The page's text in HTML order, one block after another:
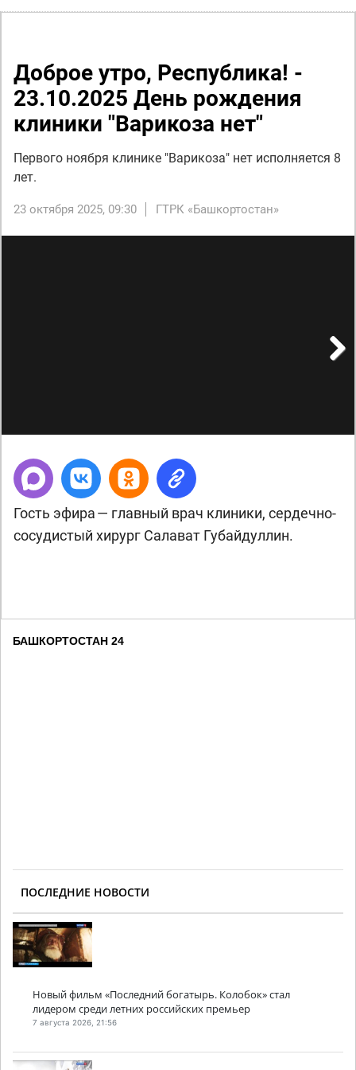
Доброе утро, Республика! -
23.10.2025 День рождения
клиники "Варикоза нет"
Первого ноября клинике "Варикоза" нет исполняется 8
лет.
23 октября 2025, 09:30 ГТРК «Башкортостан»
Гость эфира — главный врач клиники, сердечно-
сосудистый хирург Салават Губайдуллин.
БАШКОРТОСТАН 24
ПОСЛЕДНИЕ НОВОСТИ
Новый фильм «Последний богатырь. Колобок» стал
лидером среди летних российских премьер
7 августа 2026, 21:56